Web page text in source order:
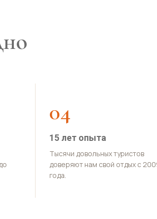
04
15 лет опыта
Тысячи довольных туристов
доверяют нам свой отдых с
года.